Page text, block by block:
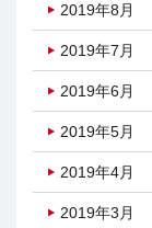
2019年8月
2019年7月
2019年6月
2019年5月
2019年4月
2019年3月